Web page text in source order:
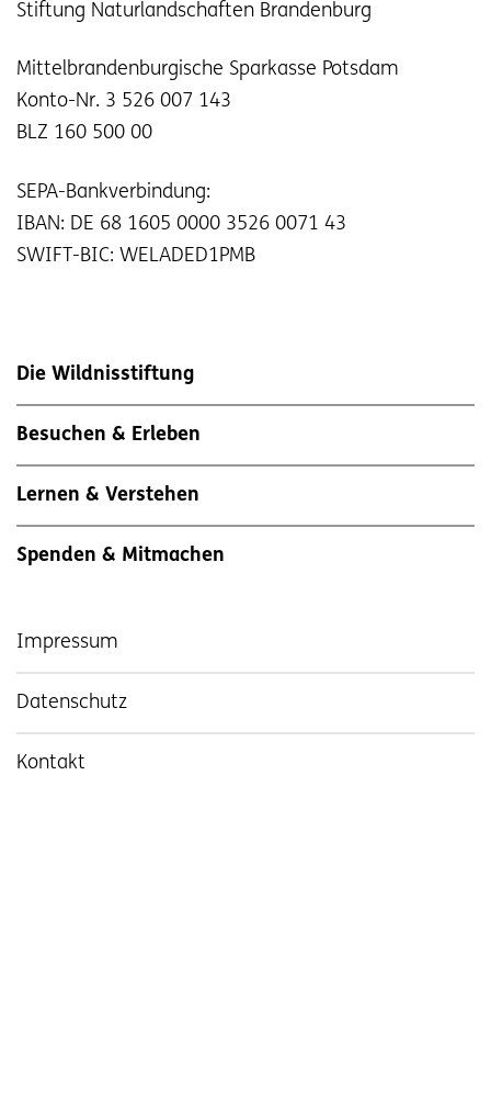
Stiftung Naturlandschaften Brandenburg
Mittelbrandenburgische Sparkasse Potsdam
Konto-Nr. 3 526 007 143
BLZ 160 500 00
SEPA-Bankverbindung:
IBAN: DE 68 1605 0000 3526 0071 43
SWIFT-BIC: WELADED1PMB
Die Wildnisstiftung
Besuchen & Erleben
Lernen & Verstehen
Spenden & Mitmachen
Impressum
Datenschutz
Kontakt